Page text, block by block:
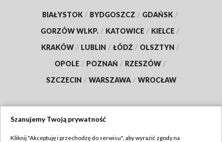
BIAŁYSTOK / BYDGOSZCZ / GDAŃSK /
GORZÓW WLKP. / KATOWICE / KIELCE /
KRAKÓW / LUBLIN / ŁÓDŹ / OLSZTYN /
OPOLE / POZNAŃ / RZESZÓW /
SZCZECIN / WARSZAWA / WROCŁAW
Szanujemy Twoją prywatność
Kliknij "Akceptuję i przechodzę do serwisu", aby wyrazić zgody na